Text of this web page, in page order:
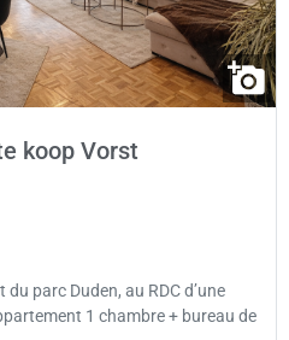
koop Vorst
parc Duden, au RDC d’une
1 chambre + bureau de